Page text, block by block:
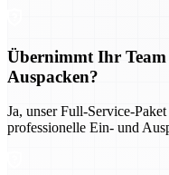
Übernimmt Ihr
Auspacken?
Ja, unser Full-Service-
professionelle Ein- und